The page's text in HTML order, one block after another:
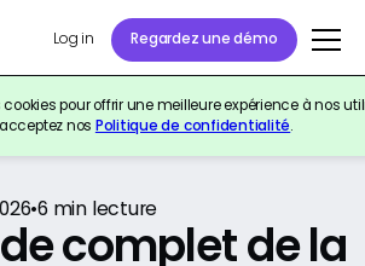
Log in Regardez une démo
pour offrir une meilleure expérience à nos
nos Politique de confidentialité.
•6 min lecture
complet de la